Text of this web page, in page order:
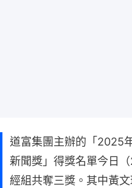
道富集團主辦的「2025
新聞獎」得獎名單今日
經組共奪三獎。其中黃